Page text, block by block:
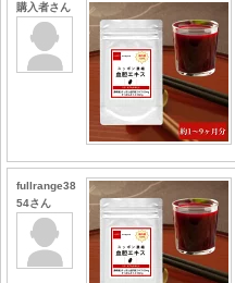
購入者さん
fullrange38
54さん